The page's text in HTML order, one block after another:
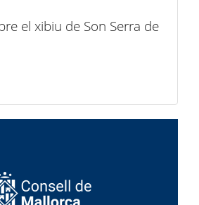
el xibiu de Son Serra de